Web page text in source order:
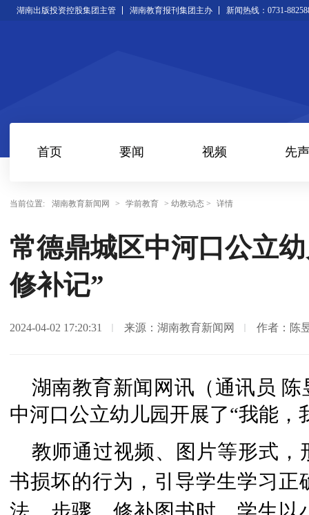
湖南出版投资控股集团主管 湖南教育报刊集团主办 新闻热线：0731-
首页 要闻 视频 先声
当前位置: 湖南教育新闻网 > 学前教育 > 幼教动态 > 详情
常德鼎城区中河口公立
修补记”
2024-04-02 17:20:31 来源：湖南教育新闻网 作者：陈
湖南教育新闻网讯（通讯员
中河口公立幼儿园开展了“我能，
教师通过视频、图片等形式
书损坏的行为，引导学生学习